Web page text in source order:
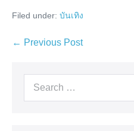
Filed under: บันเทิง
Post
← Previous Post
Search